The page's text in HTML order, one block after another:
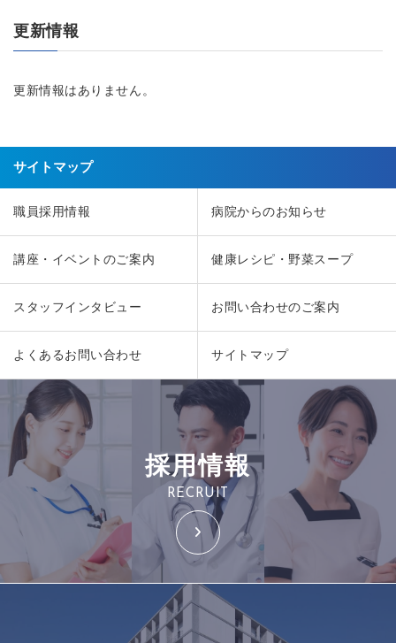
更新情報
更新情報はありません。
サイトマップ
職員採用情報 病院からのお知らせ
講座・イベントのご案内 健康レシピ・野菜スープ
スタッフインタビュー お問い合わせのご案内
よくあるお問い合わせ サイトマップ
採用情報
RECRUIT